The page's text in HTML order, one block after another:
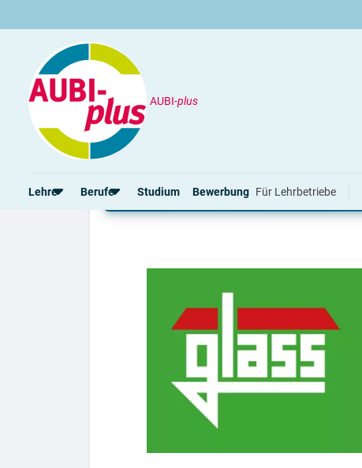
AUBI-plus
Lehre Berufe
Berufe nach Themen
Studium Bewerbung Für Lehrbetriebe
Unternehmen